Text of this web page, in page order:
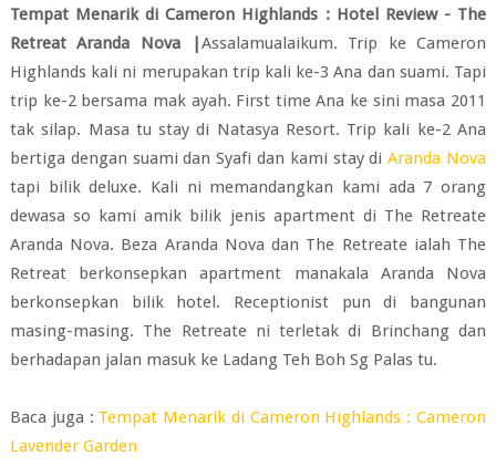
Tempat Menarik di Cameron Highlands : Hotel Review - The
Retreat Aranda Nova |Assalamualaikum. Trip ke Cameron
Highlands kali ni merupakan trip kali ke-3 Ana dan suami. Tapi
trip ke-2 bersama mak ayah. First time Ana ke sini masa 2011
tak silap. Masa tu stay di Natasya Resort. Trip kali ke-2 Ana
bertiga dengan suami dan Syafi dan kami stay diAranda Nova
tapi bilik deluxe. Kali ni memandangkan kami ada 7 orang
dewasa so kami amik bilik jenis apartment di The Retreate
Aranda Nova. Beza Aranda Nova dan The Retreate ialah The
Retreat berkonsepkan apartment manakala Aranda Nova
berkonsepkan bilik hotel. Receptionist pun di bangunan
masing-masing. The Retreate ni terletak di Brinchang dan
berhadapan jalan masuk ke Ladang Teh Boh Sg Palas tu.
Baca juga : Tempat Menarik di Cameron Highlands : Cameron
Lavender Garden